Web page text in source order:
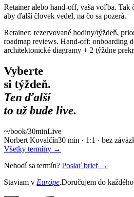
Retainer alebo hand-off, vaša voľba. Tak
aby ďalší človek vedel, na čo sa pozerá.
Retainer: rezervované hodiny/týždeň,
roadmap reviews. Hand-off: onboarding
architektonické diagramy + 2 týždne
Vyberte
si týždeň.
Ten ďalší
to už bude live.
~/book/30minLive
Norbert Kovalčín30 min · 1:1 · bez
Všetky termíny →
Nehodí sa termín? Poslať brief→
Staviam v Európe.Doručujem do